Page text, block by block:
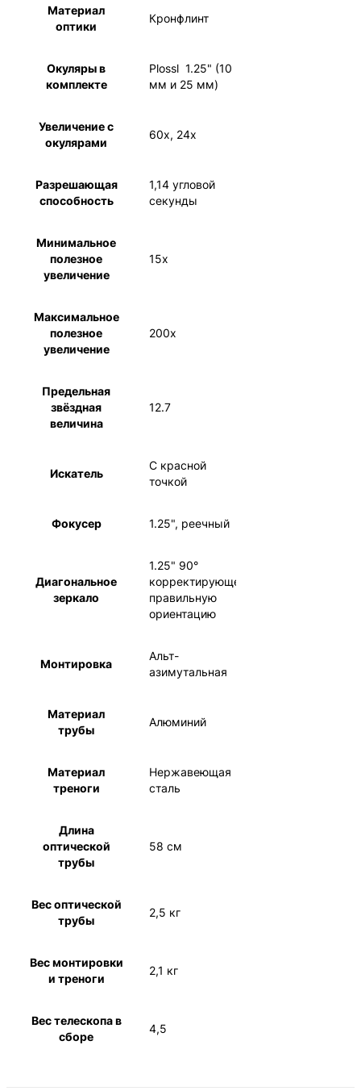
Материал
оптики
Кронфлинт
Окуляры в
комплекте
Plossl 1.25" (10
мм и 25 мм)
Увеличение с
окулярами
60x, 24x
Разрешающая
способность
1,14 угловой
секунды
Минимальное
полезное
увеличение
15x
Максимальное
полезное
увеличение
200x
Предельная
звёздная
величина
12.7
Искатель
С красной
точкой
Фокусер 1.25", реечный
Диагональное
зеркало
1.25" 90°
корректирующее
правильную
ориентацию
Монтировка
Альт-
азимутальная
Материал
трубы
Алюминий
Материал
треноги
Нержавеющая
сталь
Длина
оптической
трубы
58 см
Вес оптической
трубы
2,5 кг
Вес монтировки
и треноги
2,1 кг
Вес телескопа в
сборе
4,5